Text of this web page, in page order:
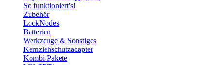
So funktioniert's!
Zubehör
LockNodes
Batterien
Werkzeuge & Sonstiges
Kernziehschutzadapter
Kombi-Pakete